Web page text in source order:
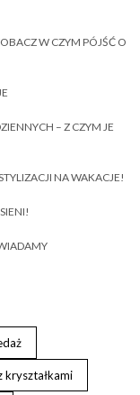
W CZYM PÓJŚĆ O
– Z CZYM JE
NA WAKACJE!
kryształkami